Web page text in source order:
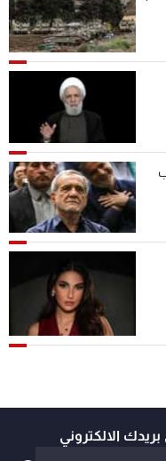
الالكتروني